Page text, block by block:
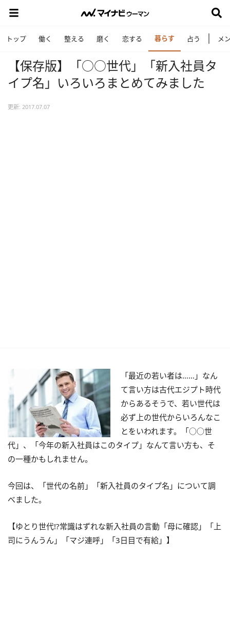
トップ 働く 整える 磨く 恋する 暮らす 占う メ
【保存版】「○○世代」「新入社員タ
イプ名」いろいろまとめてみました
更新: 2017.07.07
「最近の若い者は……」なん
て言い方は古代エジプト時代
からあるそうで、若い世代は
必ず上の世代からいろんなこ
とをいわれます。「○○世
代」、「今年の新入社員はこのタイプ」なんて言い方も、そ
の一種かもしれません。
今回は、「世代の名前」「新入社員のタイプ名」について調
べました。
【ゆとり世代!?常識はずれな新入社員の言動「母に確認」「上
司にうんうん」「マジ連呼」「3日目で有給」】